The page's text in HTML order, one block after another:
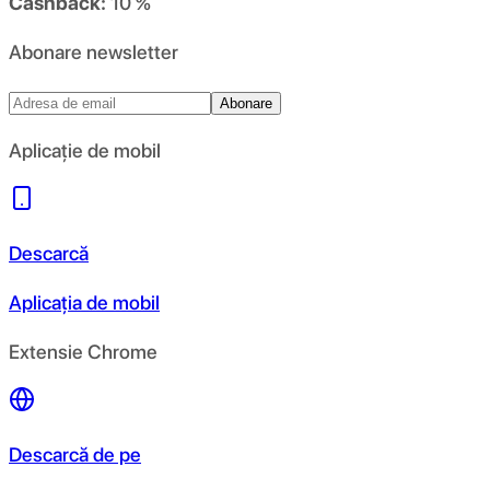
Abonare newsletter
Abonare
Aplicație de mobil
Descarcă
Aplicația de mobil
Extensie Chrome
Descarcă de pe